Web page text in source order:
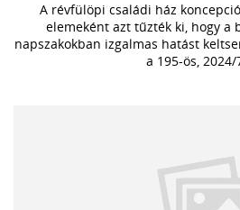
A révfülöpi családi ház
elemeként azt tűzték ki, hogy a
napszakokban izgalmas hatást
a 195-ös,